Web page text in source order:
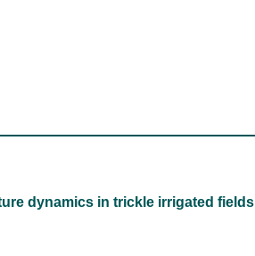
dynamics in trickle irrigated fields